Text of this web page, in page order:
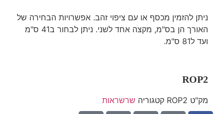
ניתן להזמין מכסף או עם ציפוי זהב. אפשרויות הבחירה של
האורך הן בס"מ, מקצה אחד לשני. ניתן לבחור ב41 ס"מ
ועד ל81 ס"מ.
ROP2
מק"ט ROP2 קטגוריה שרשראות